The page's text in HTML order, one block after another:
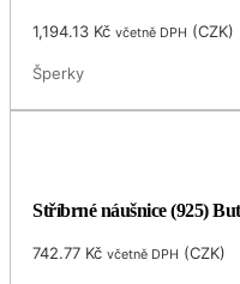
1,194.13 Kč včetně DPH (CZK)
Šperky
Stříbrné náušnice (925)
742.77 Kč včetně DPH (CZK)